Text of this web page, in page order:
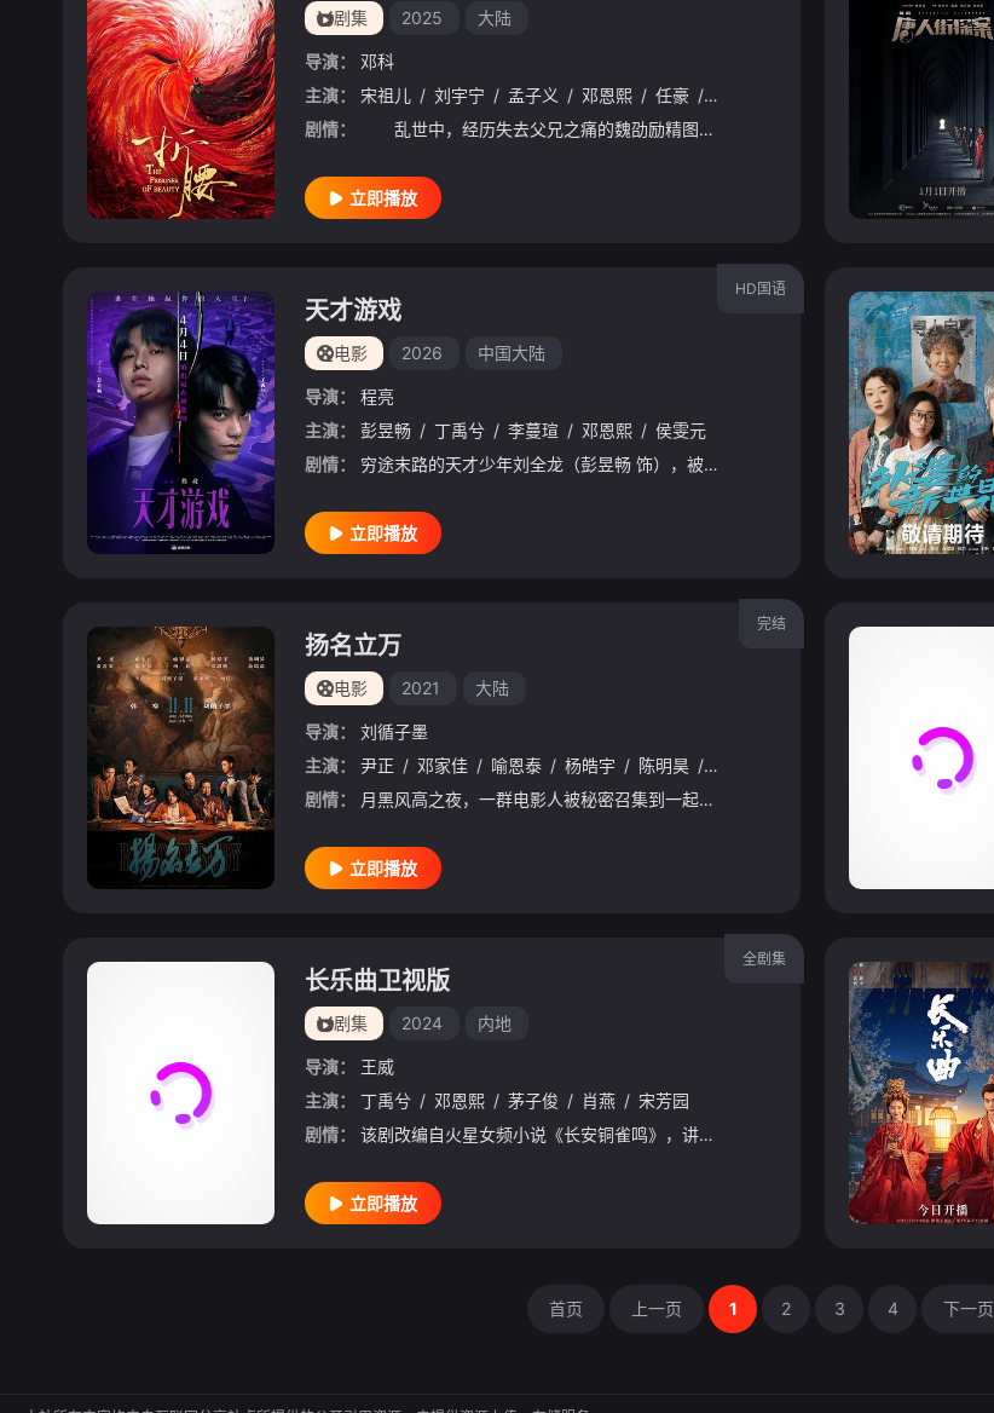
剧集 2025 大陆
导演：
邓科
主演：
宋祖儿 / 刘宇宁 / 孟子义 / 邓恩熙 / 任豪 / 师铭泽
剧情：
乱世中，经历失去父兄之痛的魏劭励精图治扛起家族重任，当他带领族人一雪当年的屠城之辱时，却发现百姓需要的不是复仇和征战，而是和平。为了百姓生计，他向当年背叛魏家的乔家递了联姻盟书，乔家幼女乔蛮被迫出
立即播放
HD国语
天才游戏
电影 2026 中国大陆
导演：
程亮
主演：
彭昱畅 / 丁禹兮 / 李蔓瑄 / 邓恩熙 / 侯雯元
剧情：
穷途末路的天才少年刘全龙（彭昱畅 饰），被偏执富家公子陈伦（丁禹兮 饰）选中，被迫踏入一场为他量身打造的“换命游戏”。豪华别墅、名车名表、神秘女友全部备齐，在陈伦的精心打造下，刘全龙瞬间拥有顶配人生。
立即播放
完结
扬名立万
电影 2021 大陆
导演：
刘循子墨
主演：
尹正 / 邓家佳 / 喻恩泰 / 杨皓宇 / 陈明昊 / 秦霄贤 邓恩熙
剧情：
月黑风高之夜，一群电影人被秘密召集到一起，欲将轰动一时的血案翻拍成电影，借此扬名立万。殊不知他们正身处案发现场，并步步陷入一个巨大迷局之中，而凶手就在他们中间…… 伴随着利欲熏天的创作风暴，案件
立即播放
全剧集
长乐曲卫视版
剧集 2024 内地
导演：
王威
主演：
丁禹兮 / 邓恩熙 / 茅子俊 / 肖燕 / 宋芳园
剧情：
该剧改编自火星女频小说《长安铜雀鸣》，讲述了内卫府大阁领沈渡（丁禹兮 饰）与刑部小书吏颜幸（邓恩熙 饰），因为一场乌龙替嫁再续前缘，先婚后爱携手破案的故事。
立即播放
首页 上一页 1 2 3 4 下一页